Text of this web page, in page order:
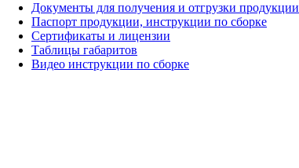
Документы для получения и отгрузки продукции
Паспорт продукции, инструкции по сборке
Сертификаты и лицензии
Таблицы габаритов
Видео инструкции по сборке